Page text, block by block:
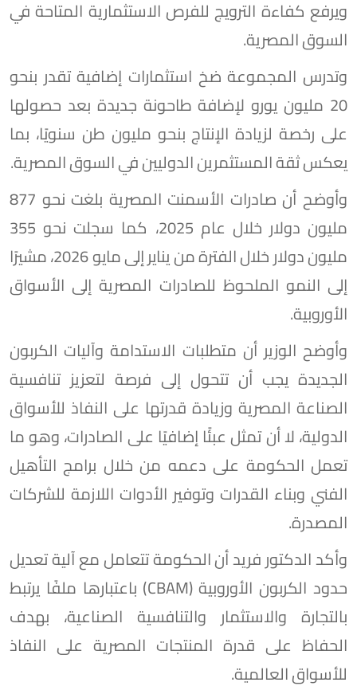
ويرفع كفاءة الترويج للفرص الاستثمارية المتاحة في
السوق المصرية.
وتدرس المجموعة ضخ استثمارات إضافية تقدر بنحو
20 مليون يورو لإضافة طاحونة جديدة بعد حصولها
على رخصة لزيادة الإنتاج بنحو مليون طن سنويًا، بما
يعكس ثقة المستثمرين الدوليين في السوق المصرية.
وأوضح أن صادرات الأسمنت المصرية بلغت نحو 877
مليون دولار خلال عام 2025، كما سجلت نحو 355
مليون دولار خلال الفترة من يناير إلى مايو 2026، مشيرًا
إلى النمو الملحوظ للصادرات المصرية إلى الأسواق
الأوروبية.
وأوضح الوزير أن متطلبات الاستدامة وآليات الكربون
الجديدة يجب أن تتحول إلى فرصة لتعزيز تنافسية
الصناعة المصرية وزيادة قدرتها على النفاذ للأسواق
الدولية، لا أن تمثل عبئًا إضافيًا على الصادرات، وهو ما
تعمل الحكومة على دعمه من خلال برامج التأهيل
الفني وبناء القدرات وتوفير الأدوات اللازمة للشركات
المصدرة.
وأكد الدكتور فريد أن الحكومة تتعامل مع آلية تعديل
حدود الكربون الأوروبية (CBAM) باعتبارها ملفًا يرتبط
بالتجارة والاستثمار والتنافسية الصناعية، بهدف
الحفاظ على قدرة المنتجات المصرية على النفاذ
للأسواق العالمية.